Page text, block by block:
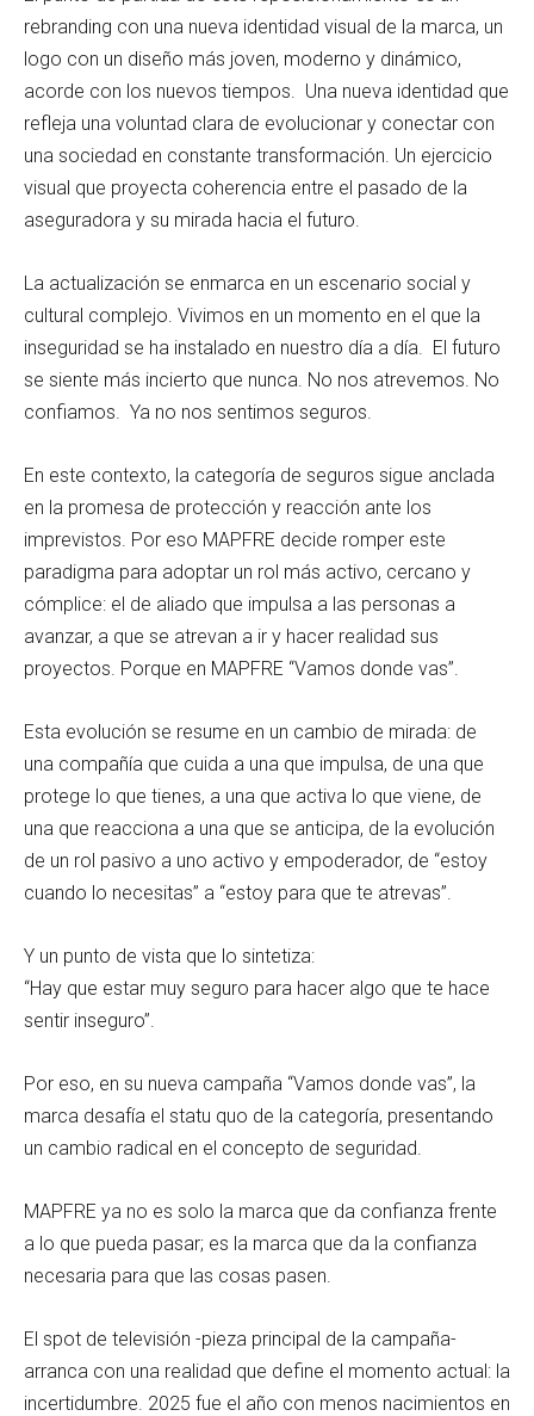
rebranding con una nueva identidad visual de la marca, un
logo con un diseño más joven, moderno y dinámico,
acorde con los nuevos tiempos. Una nueva identidad que
refleja una voluntad clara de evolucionar y conectar con
una sociedad en constante transformación. Un ejercicio
visual que proyecta coherencia entre el pasado de la
aseguradora y su mirada hacia el futuro.
La actualización se enmarca en un escenario social y
cultural complejo. Vivimos en un momento en el que la
inseguridad se ha instalado en nuestro día a día. El futuro
se siente más incierto que nunca. No nos atrevemos. No
confiamos. Ya no nos sentimos seguros.
En este contexto, la categoría de seguros sigue anclada
en la promesa de protección y reacción ante los
imprevistos. Por eso MAPFRE decide romper este
paradigma para adoptar un rol más activo, cercano y
cómplice: el de aliado que impulsa a las personas a
avanzar, a que se atrevan a ir y hacer realidad sus
proyectos. Porque en MAPFRE “Vamos donde vas”.
Esta evolución se resume en un cambio de mirada: de
una compañía que cuida a una que impulsa, de una que
protege lo que tienes, a una que activa lo que viene, de
una que reacciona a una que se anticipa, de la evolución
de un rol pasivo a uno activo y empoderador, de “estoy
cuando lo necesitas” a “estoy para que te atrevas”.
Y un punto de vista que lo sintetiza:
“Hay que estar muy seguro para hacer algo que te hace
sentir inseguro”.
Por eso, en su nueva campaña “Vamos donde vas”, la
marca desafía el statu quo de la categoría, presentando
un cambio radical en el concepto de seguridad.
MAPFRE ya no es solo la marca que da confianza frente
a lo que pueda pasar; es la marca que da la confianza
necesaria para que las cosas pasen.
El spot de televisión -pieza principal de la campaña-
arranca con una realidad que define el momento actual: la
incertidumbre. 2025 fue el año con menos nacimientos en